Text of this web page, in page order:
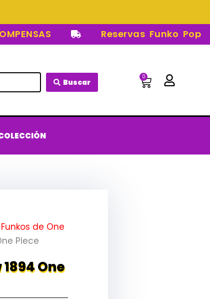
Reservas Funko Pop
Buscar
0
Carrito
Funkos de One
Piece
One